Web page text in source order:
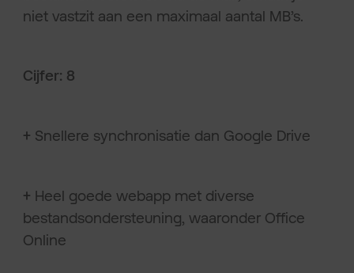
niet vastzit aan een maximaal aantal MB’s.
Cijfer: 8
+ Snellere synchronisatie dan Google Drive
+ Heel goede webapp met diverse
bestandsondersteuning, waaronder Office
Online